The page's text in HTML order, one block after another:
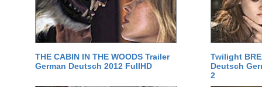
THE CABIN IN THE WOODS Trailer
German Deutsch 2012 FullHD
Twilight
Deutsch
2